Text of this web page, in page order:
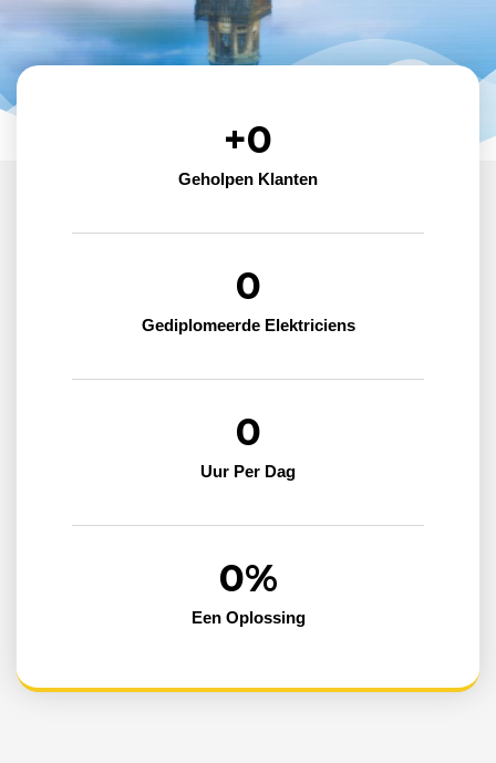
Geholpen Klanten
+0
Gediplomeerde Elektriciens
0
Uur Per Dag
0
Een Oplossing
0%